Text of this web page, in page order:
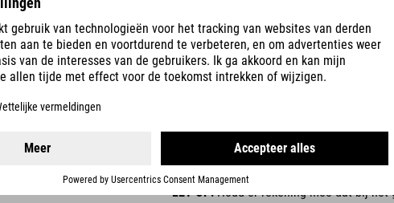
CLASSIFICATIE:
Betreft fietsen met en zonder
zijn en die worden gebruikt voor
terrein of afdalingen op onverharde
combinatie daarvan.
LET OP!Houd er rekening mee dat bij het